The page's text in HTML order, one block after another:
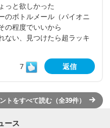
っと欲しかった
のボトルメール（パイオニ
の程度でいいから
ない、見つけたら超ラッキ
7
返信
トをすべて読む（全39件）
ース